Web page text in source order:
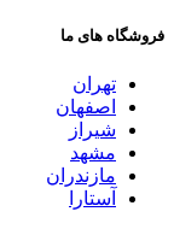
فروشگاه های ما
تهران
اصفهان
شیراز
مشهد
مازندران
آستارا